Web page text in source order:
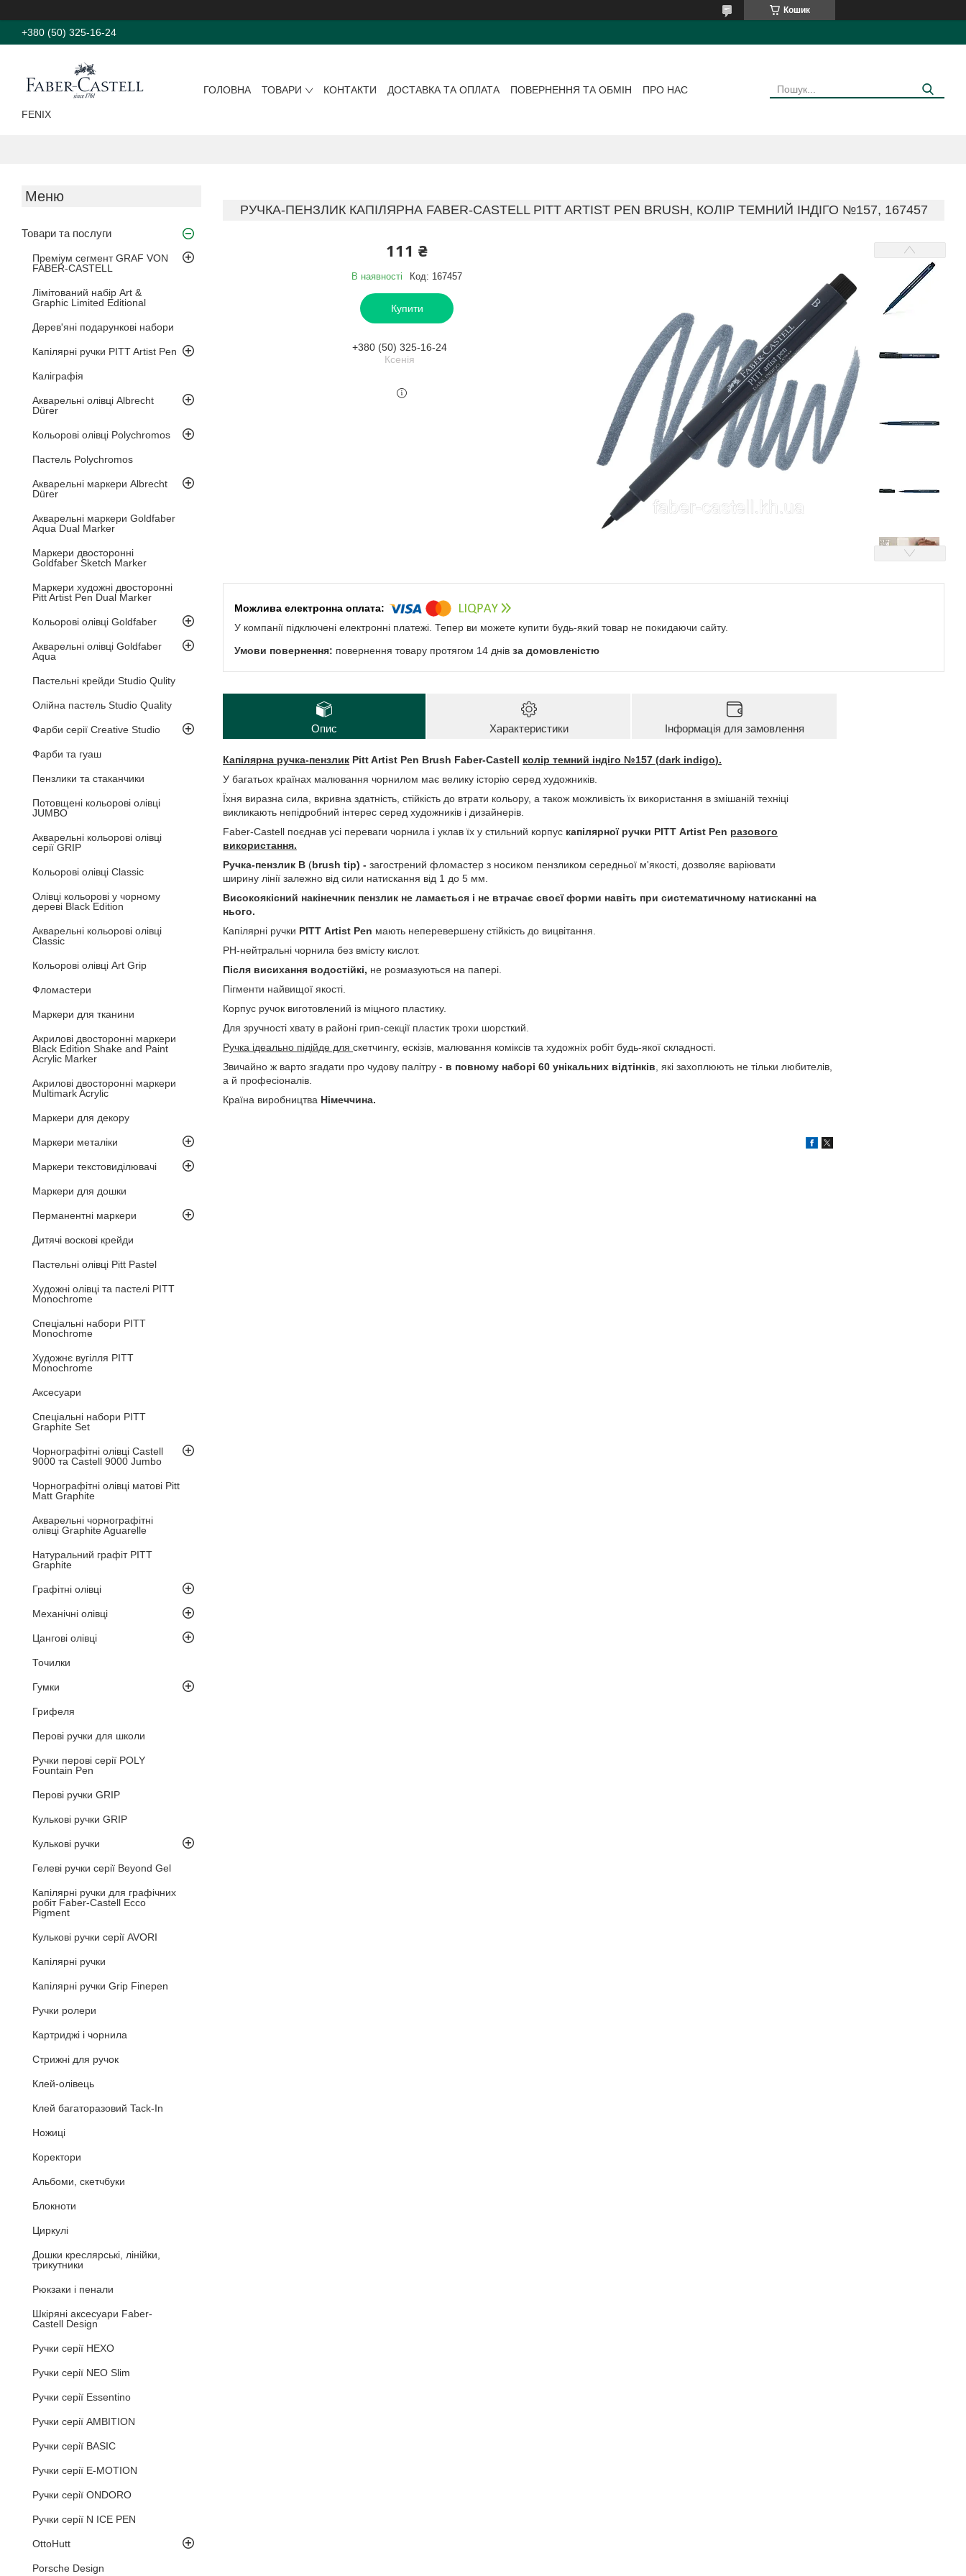
Кошик
+380 (50) 325-16-24
FENIX
ГОЛОВНА ТОВАРИ КОНТАКТИ ДОСТАВКА ТА ОПЛАТА ПОВЕРНЕННЯ ТА ОБМІН ПРО НАС
Товари та послуги
Преміум сегмент GRAF VON
FABER-CASTELL
Лімітований набір Art &
Graphic Limited Editional
Дерев'яні подарункові набори
Капілярні ручки PITT Artist Pen
Каліграфія
Акварельні олівці Albrecht
Dürer
Кольорові олівці Polychromos
Пастель Polychromos
Акварельні маркери Albrecht
Dürer
Акварельні маркери Goldfaber
Aqua Dual Marker
Маркери двосторонні
Goldfaber Sketch Marker
Маркери художні двосторонні
Pitt Artist Pen Dual Marker
Кольорові олівці Goldfaber
Акварельні олівці Goldfaber
Aqua
Пастельні крейди Studio Qulity
Олійна пастель Studio Quality
Фарби серії Creative Studio
Фарби та гуаш
Пензлики та стаканчики
Потовщені кольорові олівці
JUMBO
Акварельні кольорові олівці
серії GRIP
Кольорові олівці Classic
Олівці кольорові у чорному
дереві Black Edition
Акварельні кольорові олівці
Classic
Кольорові олівці Art Grip
Фломастери
Маркери для тканини
Акрилові двосторонні маркери
Black Edition Shake and Paint
Acrylic Marker
Акрилові двосторонні маркери
Multimark Acrylic
Маркери для декору
Маркери металіки
Маркери текстовиділювачі
Маркери для дошки
Перманентні маркери
Дитячі воскові крейди
Пастельні олівці Pitt Pastel
Художні олівці та пастелі PITT
Monochrome
Спеціальні набори PITT
Monochrome
Художнє вугілля PITT
Monochrome
Аксесуари
Спеціальні набори PITT
Graphite Set
Чорнографітні олівці Castell
9000 та Castell 9000 Jumbo
Чорнографітні олівці матові Pitt
Matt Graphite
Акварельні чорнографітні
олівці Graphite Aguarelle
Натуральний графіт PITT
Graphite
Графітні олівці
Механічні олівці
Цангові олівці
Точилки
Гумки
Грифеля
Перові ручки для школи
Ручки перові серії POLY
Fountain Pen
Перові ручки GRIP
Кулькові ручки GRIP
Кулькові ручки
Гелеві ручки серії Beyond Gel
Капілярні ручки для графічних
робіт Faber-Castell Ecco
Pigment
Кулькові ручки серії AVORI
Капілярні ручки
Капілярні ручки Grip Finepen
Ручки ролери
Картриджі і чорнила
Стрижні для ручок
Клей-олівець
Клей багаторазовий Tack-In
Ножиці
Коректори
Альбоми, скетчбуки
Блокноти
Циркулі
Дошки креслярські, лінійки,
трикутники
Рюкзаки і пенали
Шкіряні аксесуари Faber-
Castell Design
Ручки серії HEXO
Ручки серії NEO Slim
Ручки серії Essentino
Ручки серії AMBITION
Ручки серії BASIC
Ручки серії E-MOTION
Ручки серії ONDORO
Ручки серії N ICE PEN
OttoHutt
Porsche Design
РУЧКА-ПЕНЗЛИК КАПІЛЯРНА FABER-CASTELL PITT ARTIST PEN BRUSH, КОЛІР ТЕМНИЙ ІНДІГО №157, 167457
111 ₴
В наявності Код: 167457
Купити
+380 (50) 325-16-24
Ксенія
У компанії підключені електронні платежі. Тепер ви можете купити будь-який товар не покидаючи сайту.
повернення товару протягом 14 днів за домовленістю
Опис Характеристики Інформація для замовлення
Капілярна ручка-пензлик Pitt Artist Pen Brush Faber-Castell колір темний індіго №157 (dark indigo).
У багатьох країнах малювання чорнилом має велику історію серед художників.
Їхня виразна сила, вкривна здатність, стійкість до втрати кольору, а також можливість їх використання в змішаній техніці
викликають непідробний інтерес серед художників і дизайнерів.
Faber-Castell поєднав усі переваги чорнила і уклав їх у стильний корпус капілярної ручки PITT Artist Pen разового
використання.
Ручка-пензлик B (brush tip) - загострений фломастер з носиком пензликом середньої м'якості, дозволяє варіювати
ширину лінії залежно від сили натискання від 1 до 5 мм.
Високоякісний накінечник пензлик не ламається і не втрачає своєї форми навіть при систематичному натисканні на
нього.
Капілярні ручки PITT Artist Pen мають неперевершену стійкість до вицвітання.
PH-нейтральні чорнила без вмісту кислот.
Після висихання водостійкі, не розмазуються на папері.
Пігменти найвищої якості.
Корпус ручок виготовлений із міцного пластику.
Для зручності хвату в районі грип-секції пластик трохи шорсткий.
Ручка ідеально підійде для скетчингу, ескізів, малювання коміксів та художніх робіт будь-якої складності.
Звичайно ж варто згадати про чудову палітру - в повному наборі 60 унікальних відтінків, які захоплюють не тільки любителів,
а й професіоналів.
Країна виробництва Німеччина.